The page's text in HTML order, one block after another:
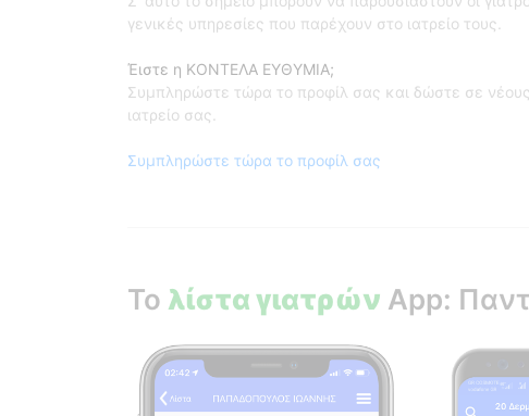
γενικές υπηρεσίες που παρέχουν στο ιατρείο τους.
Έιστε η ΚΟΝΤΕΛΑ ΕΥΘΥΜΙΑ;
Συμπληρώστε τώρα το προφίλ σας και δώστε σε
ιατρείο σας.
Συμπληρώστε τώρα το προφίλ σας
Το λίστα γιατρών App: